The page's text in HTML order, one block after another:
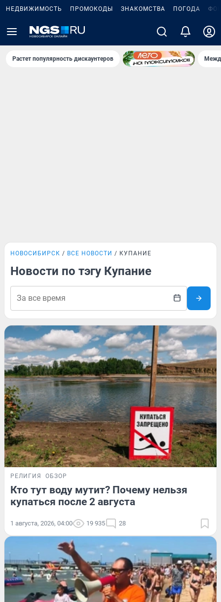
НЕДВИЖИМОСТЬ ПРОМОКОДЫ ЗНАКОМСТВА ПОГОДА
Растет популярность дискаунтеров
НОВОСИБИРСК ВСЕ НОВОСТИ КУПАНИЕ
Новости по тэгу Купание
РЕЛИГИЯ ОБЗОР
Кто тут воду мутит? Почему нельзя
купаться после 2 августа
1 августа, 2026, 04:00 19 935 28